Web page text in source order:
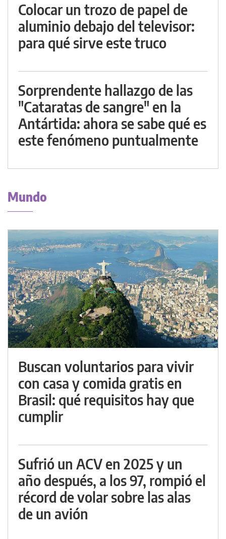
Colocar un trozo de papel de
aluminio debajo del televisor:
para qué sirve este truco
Sorprendente hallazgo de las
"Cataratas de sangre" en la
Antártida: ahora se sabe qué es
este fenómeno puntualmente
Mundo
Buscan voluntarios para vivir
con casa y comida gratis en
Brasil: qué requisitos hay que
cumplir
Sufrió un ACV en 2025 y un
año después, a los 97, rompió el
récord de volar sobre las alas
de un avión